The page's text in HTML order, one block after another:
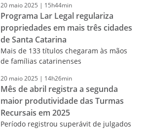
20 maio2025 | 15h44min
Programa Lar Legal regulariza
propriedades em mais três cidades
de Santa Catarina
Mais de 133 títulos chegaram às mãos
de famílias catarinenses
20 maio2025 | 14h26min
Mês de abril registra a segunda
maior produtividade das Turmas
Recursais em 2025
Período registrou superávit de julgados